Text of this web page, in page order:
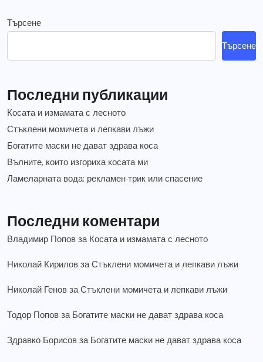
Търсене
Търсене
Последни публикации
Косата и измамата с лесното
Стъклени момичета и лепкави лъжи
Богатите маски не дават здрава коса
Вълните, които изгориха косата ми
Ламеларната вода: рекламен трик или спасение
Последни коментари
Владимир Попов за Косата и измамата с лесното
Николай Кирилов заСтъклени момичета и лепкави лъжи
Николай Генов заСтъклени момичета и лепкави лъжи
Тодор Попов за Богатите маски не дават здрава коса
Здравко Борисов за Богатите маски не дават здрава коса